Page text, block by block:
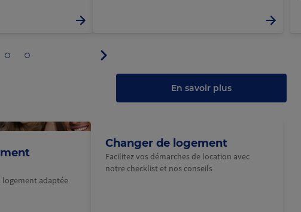
Aller Aller
Panneau
suivant
En savoir plus
logement adaptée
Changer de logement
Facilitez vos démarches de location avec
notre checklist et nos conseils